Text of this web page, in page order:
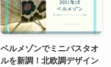
ベルメゾンでミニバスタオ
ルを新調！北欧調デザイン